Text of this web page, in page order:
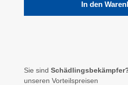
In den
Sie sind
unseren Vorteilspreisen